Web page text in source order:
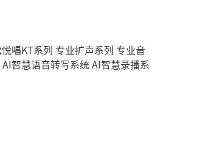
唱KT系列 专业扩声系列 专业音
AI智慧语音转写系统AI智慧录播系